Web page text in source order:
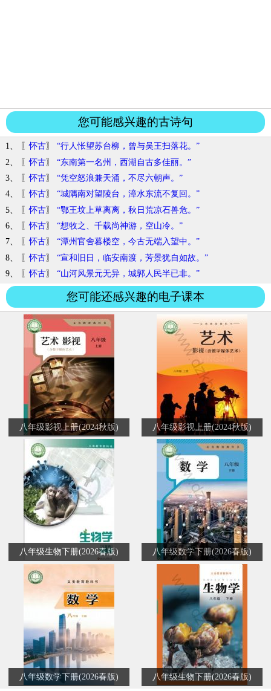
您可能感兴趣的古诗句
1、 〖怀古〗 “行人怅望苏台柳，曾与吴王扫落花。”
2、 〖怀古〗 “东南第一名州，西湖自古多佳丽。”
3、 〖怀古〗 “凭空怒浪兼天涌，不尽六朝声。”
4、 〖怀古〗 “城隅南对望陵台，漳水东流不复回。”
5、 〖怀古〗 “鄂王坟上草离离，秋日荒凉石兽危。”
6、 〖怀古〗 “想牧之、千载尚神游，空山冷。”
7、 〖怀古〗 “潭州官舍暮楼空，今古无端入望中。”
8、 〖怀古〗 “宣和旧日，临安南渡，芳景犹自如故。”
9、 〖怀古〗 “山河风景元无异，城郭人民半已非。”
您可能还感兴趣的电子课本
八年级影视上册(2024秋版) 八年级影视上册(2024秋版)
八年级生物下册(2026春版) 八年级数学下册(2026春版)
八年级数学下册(2026春版) 八年级生物下册(2026春版)